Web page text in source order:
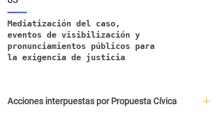
Mediatización del caso,
eventos de visibilización y
pronunciamientos públicos para
la exigencia de justicia
Acciones interpuestas por Propuesta Cívica